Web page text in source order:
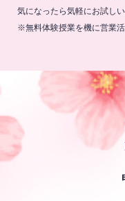
気になったら気軽にお試しい
※無料体験授業を機に営業活